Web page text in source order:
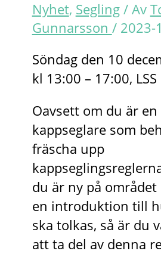
Nyhet, Segling/ Av
Gunnarsson / 2023-
Söndag den 10
kl 13:00 – 17:00,
Oavsett om du är en
kappseglare som
fräscha upp
du är ny på
en introduktion till
ska tolkas, så är du
att ta del av denna